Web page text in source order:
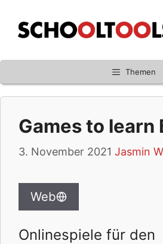
Inhalt
springen
Themen
Games to learn
3. November 2021 Jasmin
Web
Onlinespiele für den